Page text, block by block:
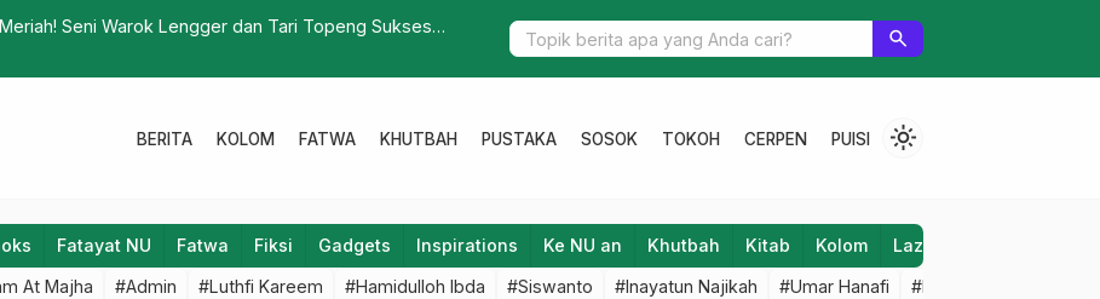
Status Anak Hasil Perkawinan Beda Agama
Disiplin Prokes Sejak Usia Dini, Kebapa Tidak?
search
BERITA KOLOM FATWA KHUTBAH PUSTAKA SOSOK TOKOH CERPEN PUISI light_mode
Fatayat NU Fatwa Fiksi Gadgets Inspirations Ke NU an Khutbah Kitab Kolom Laziz NU
At Majha #Admin #Luthfi Kareem #Hamidulloh Ibda #Siswanto #Inayatun Najikah #Umar Hanafi #M Iqbal Dawami